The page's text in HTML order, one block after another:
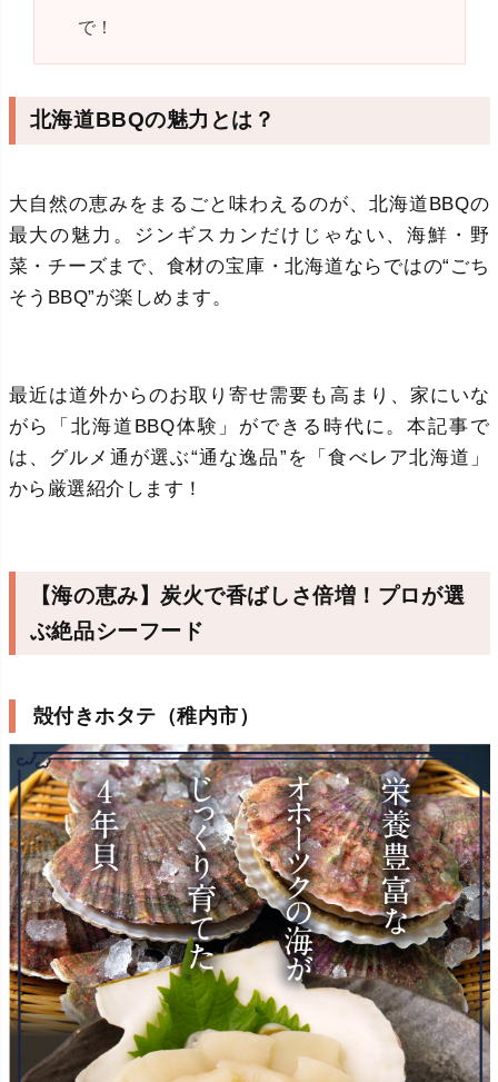
で！
北海道BBQの魅力とは？
大自然の恵みをまるごと味わえるのが、北海道BBQの
最大の魅力。ジンギスカンだけじゃない、海鮮・野
菜・チーズまで、食材の宝庫・北海道ならではの“ごち
そうBBQ”が楽しめます。
最近は道外からのお取り寄せ需要も高まり、家にいな
がら「北海道BBQ体験」ができる時代に。本記事で
は、グルメ通が選ぶ“通な逸品”を「食べレア北海道」
から厳選紹介します！
【海の恵み】炭火で香ばしさ倍増！プロが選
ぶ絶品シーフード
殻付きホタテ（稚内市）